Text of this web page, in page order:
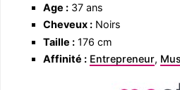
Age :37 ans
Cheveux :Noirs
Taille :176 cm
Affinité : Entrepreneur,